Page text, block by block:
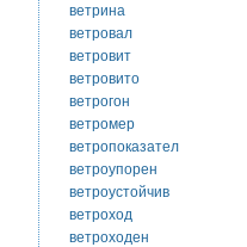
ветрина
ветровал
ветровит
ветровито
ветрогон
ветромер
ветропоказател
ветроупорен
ветроустойчив
ветроход
ветроходен